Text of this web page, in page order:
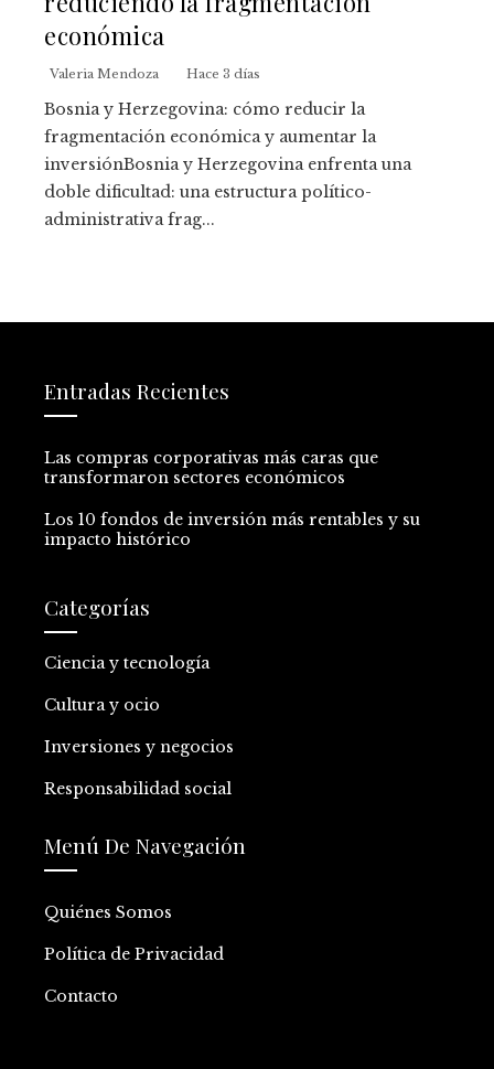
económica
Valeria Mendoza Hace 3 días
Bosnia y Herzegovina: cómo reducir la
fragmentación económica y aumentar la
inversiónBosnia y Herzegovina enfrenta una
doble dificultad: una estructura político-
administrativa frag...
Entradas Recientes
Las compras corporativas más caras que
transformaron sectores económicos
Los 10 fondos de inversión más rentables y su
impacto histórico
Categorías
Ciencia y tecnología
Cultura y ocio
Inversiones y negocios
Responsabilidad social
Menú De Navegación
Quiénes Somos
Política de Privacidad
Contacto